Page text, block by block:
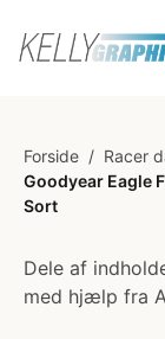
Forside / Racer
Goodyear Eagle
Sort
Dele af
med hjælp fra